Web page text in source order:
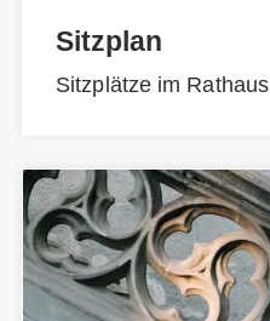
Sitzplan
Sitzplätze im Rathaus